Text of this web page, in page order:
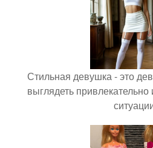
Стильная девушка - это
выглядеть